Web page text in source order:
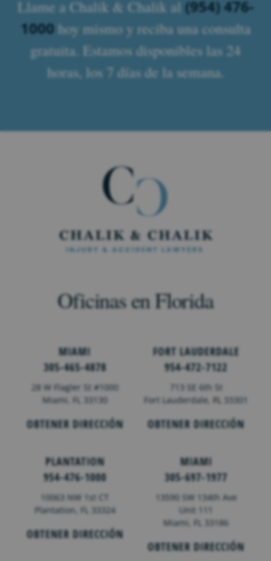
Llame a Chalik & Chalik al (954) 476-
1000hoy mismo y reciba una consulta
gratuita. Estamos disponibles las 24
horas, los 7 días de la semana.
Oficinas en Florida
MIAMI
305-465-4878
28 W Flagler St #1000
Miami, FL 33130
OBTENER DIRECCIÓN
FORT LAUDERDALE
954-472-7122
713 SE 6th St
Fort Lauderdale,FL 33301
OBTENER DIRECCIÓN
PLANTATION
954-476-1000
10063 NW 1st CT
Plantation, FL 33324
OBTENER DIRECCIÓN
MIAMI
305-697-1977
13590 SW 134th Ave
Unit 111
Miami, FL 33186
OBTENER DIRECCIÓN